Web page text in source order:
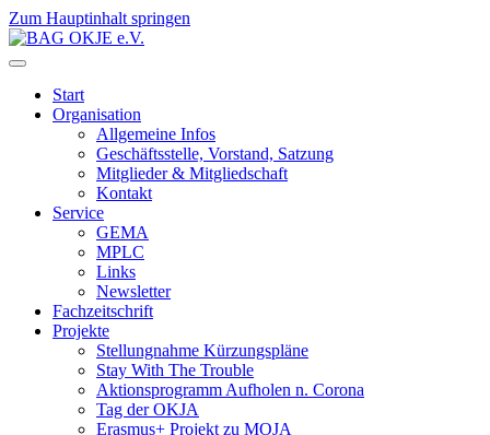
Zum Hauptinhalt springen
Start
Organisation
Allgemeine Infos
Geschäftsstelle, Vorstand, Satzung
Mitglieder & Mitgliedschaft
Kontakt
Service
GEMA
MPLC
Links
Newsletter
Fachzeitschrift
Projekte
Stellungnahme Kürzungspläne
Stay With The Trouble
Aktionsprogramm Aufholen n. Corona
Tag der OKJA
Erasmus+ Projekt zu MOJA